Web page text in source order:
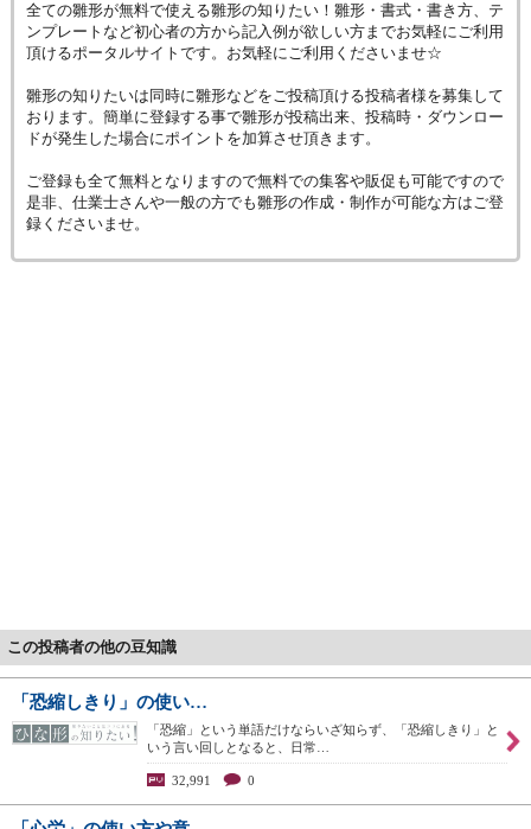
全ての雛形が無料で使える雛形の知りたい！雛形・書式・書き方、テ
ンプレートなど初心者の方から記入例が欲しい方までお気軽にご利用
頂けるポータルサイトです。お気軽にご利用くださいませ☆
雛形の知りたいは同時に雛形などをご投稿頂ける投稿者様を募集して
おります。簡単に登録する事で雛形が投稿出来、投稿時・ダウンロー
ドが発生した場合にポイントを加算させ頂きます。
ご登録も全て無料となりますので無料での集客や販促も可能ですので
是非、仕業士さんや一般の方でも雛形の作成・制作が可能な方はご登
録くださいませ。
この投稿者の他の豆知識
「恐縮しきり」の使い…
「恐縮」という単語だけならいざ知らず、「恐縮しきり」と
いう言い回しとなると、日常…
32,991 0